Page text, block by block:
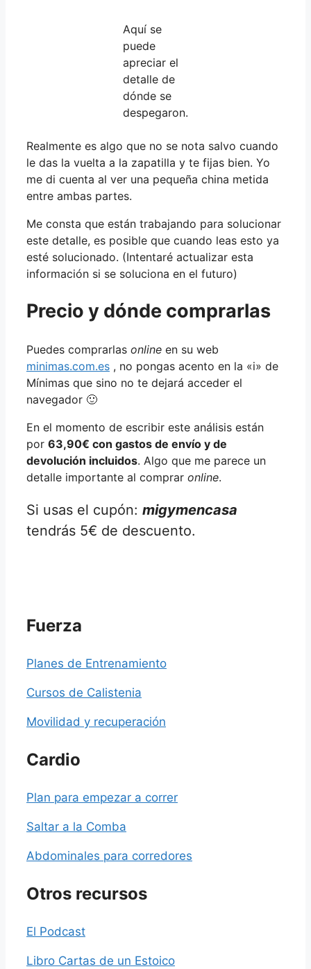
Aquí se
puede
apreciar el
detalle de
dónde se
despegaron.
Realmente es algo que no se nota salvo cuando
le das la vuelta a la zapatilla y te fijas bien. Yo
me di cuenta al ver una pequeña china metida
entre ambas partes.
Me consta que están trabajando para solucionar
este detalle, es posible que cuando leas esto ya
esté solucionado. (Intentaré actualizar esta
información si se soluciona en el futuro)
Precio y dónde comprarlas
Puedes comprarlas online en su web
minimas.com.es , no pongas acento en la «i» de
Mínimas que sino no te dejará acceder el
navegador 🙂
En el momento de escribir este análisis están
por 63,90€ con gastos de envío y de
devolución incluidos. Algo que me parece un
detalle importante al comprar online.
Si usas el cupón: migymencasa
tendrás 5€ de descuento.
Fuerza
Planes de Entrenamiento
Cursos de Calistenia
Movilidad y recuperación
Cardio
Plan para empezar a correr
Saltar a la Comba
Abdominales para corredores
Otros recursos
El Podcast
Libro Cartas de un Estoico